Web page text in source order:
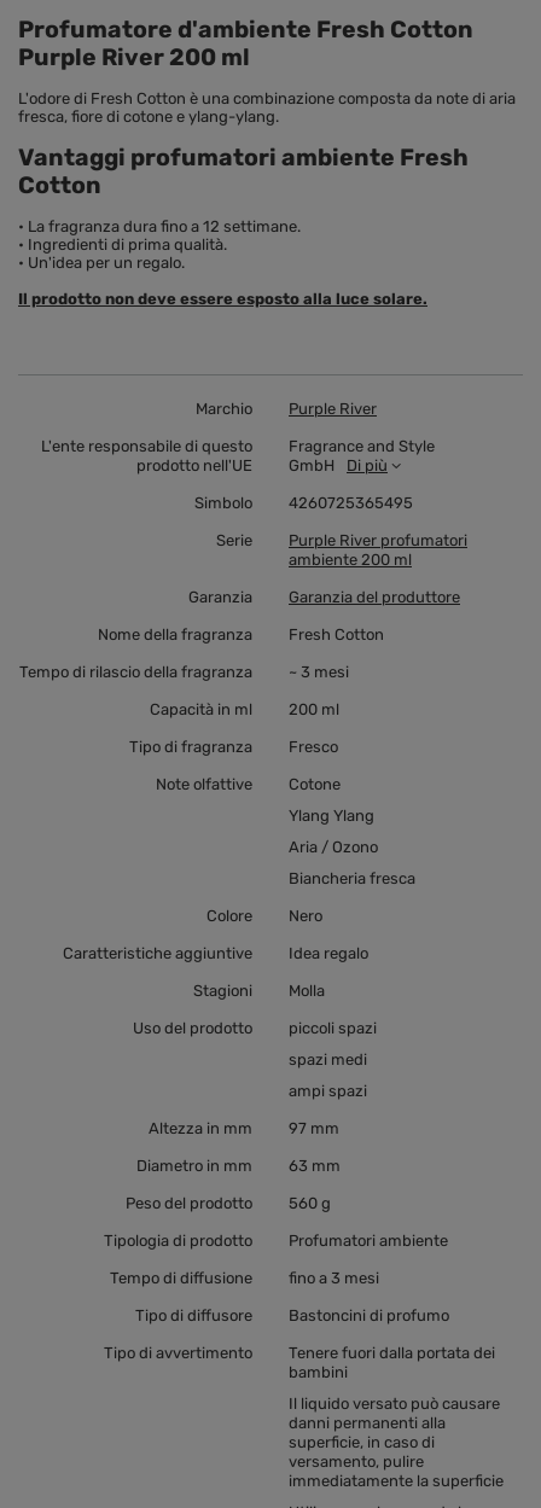
Profumatore d'ambiente Fresh Cotton
Purple River 200 ml
L'odore di Fresh Cotton è una combinazione composta da note di aria
fresca, fiore di cotone e ylang-ylang.
Vantaggi profumatori ambiente Fresh
Cotton
• La fragranza dura fino a 12 settimane.
• Ingredienti di prima qualità.
• Un'idea per un regalo.
Il prodotto non deve essere esposto alla luce solare.
Marchio Purple River
L'ente responsabile di questo
prodotto nell'UE
Fragrance and Style
GmbH
Di più
Simbolo 4260725365495
Serie
Purple River profumatori
ambiente 200 ml
Garanzia Garanzia del produttore
Nome della fragranza Fresh Cotton
Tempo di rilascio della fragranza ~ 3 mesi
Capacità in ml 200 ml
Tipo di fragranza Fresco
Note olfattive
Cotone
Ylang Ylang
Aria / Ozono
Biancheria fresca
Colore Nero
Caratteristiche aggiuntive Idea regalo
Stagioni Molla
Uso del prodotto
piccoli spazi
spazi medi
ampi spazi
Altezza in mm 97 mm
Diametro in mm 63 mm
Peso del prodotto 560 g
Tipologia di prodotto Profumatori ambiente
Tempo di diffusione fino a 3 mesi
Tipo di diffusore Bastoncini di profumo
Tipo di avvertimento
Tenere fuori dalla portata dei
bambini
Il liquido versato può causare
danni permanenti alla
superficie, in caso di
versamento, pulire
immediatamente la superficie